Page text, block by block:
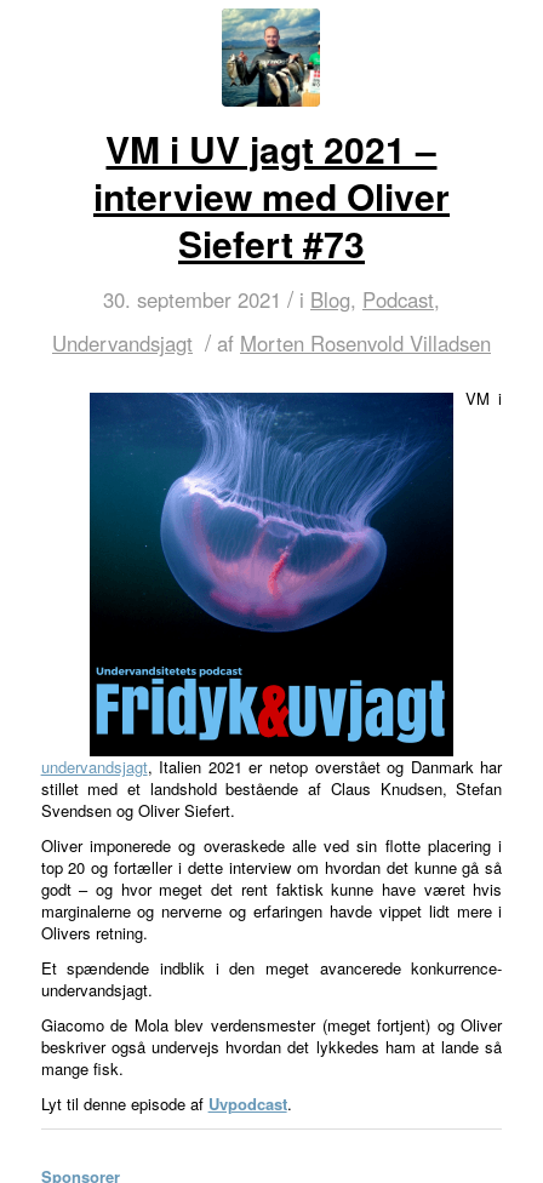
VM i UV jagt 2021 –
interview med Oliver
Siefert #73
30. september 2021 / i Blog, Podcast,
Undervandsjagt / af Morten Rosenvold Villadsen
VM i
undervandsjagt, Italien 2021 er netop overstået og Danmark har
stillet med et landshold bestående af Claus Knudsen, Stefan
Svendsen og Oliver Siefert.
Oliver imponerede og overaskede alle ved sin flotte placering i
top 20 og fortæller i dette interview om hvordan det kunne gå så
godt – og hvor meget det rent faktisk kunne have været hvis
marginalerne og nerverne og erfaringen havde vippet lidt mere i
Olivers retning.
Et spændende indblik i den meget avancerede konkurrence-
undervandsjagt.
Giacomo de Mola blev verdensmester (meget fortjent) og Oliver
beskriver også undervejs hvordan det lykkedes ham at lande så
mange fisk.
Lyt til denne episode af Uvpodcast.
Sponsorer